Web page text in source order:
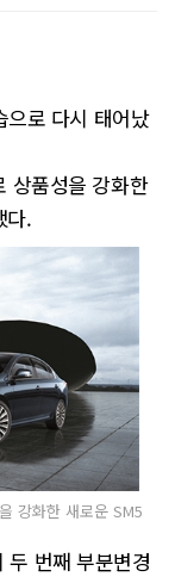
으로 다시 태어났
상품성을 강화한
다.
강화한 새로운 SM5
두 번째 부분변경